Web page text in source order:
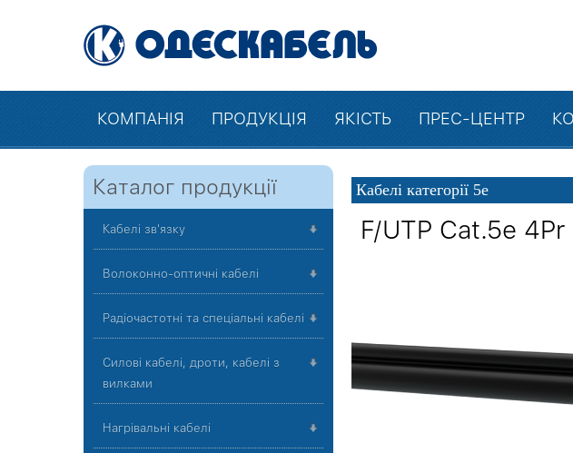
КОМПАНІЯ ПРОДУКЦІЯ ЯКІСТЬ ПРЕС-ЦЕНТР
Каталог продукції
Кабелі зв'язку
Волоконно-оптичні кабелі
Радіочастотні та спеціальні кабелі
Силові кабелі, дроти, кабелі з
вилками
Нагрівальні кабелі
Кабелі категорії 5е
F/UTP Cat.5e